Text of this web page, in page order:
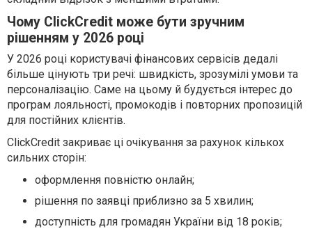
Чому ClickCredit може бути зручним
рішенням у 2026 році
У 2026 році користувачі фінансових сервісів дедалі
більше цінують три речі: швидкість, зрозумілі умови та
персоналізацію. Саме на цьому й будується інтерес до
програм лояльності, промокодів і повторних пропозицій
для постійних клієнтів.
ClickCredit закриває ці очікування за рахунок кількох
сильних сторін:
оформлення повністю онлайн;
рішення по заявці приблизно за 5 хвилин;
доступність для громадян України від 18 років;